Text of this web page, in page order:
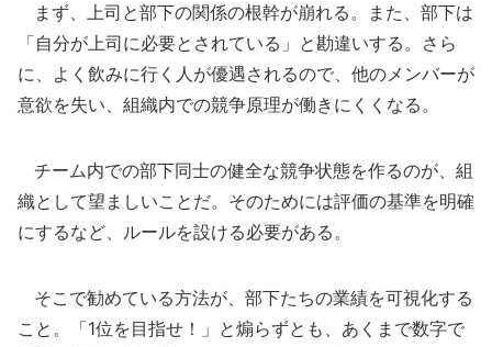
まず、上司と部下の関係の根幹が崩れる。また、部下は
「自分が上司に必要とされている」と勘違いする。さら
に、よく飲みに行く人が優遇されるので、他のメンバーが
意欲を失い、組織内での競争原理が働きにくくなる。
チーム内での部下同士の健全な競争状態を作るのが、組
織として望ましいことだ。そのためには評価の基準を明確
にするなど、ルールを設ける必要がある。
そこで勧めている方法が、部下たちの業績を可視化する
こと。「1位を目指せ！」と煽らずとも、あくまで数字で